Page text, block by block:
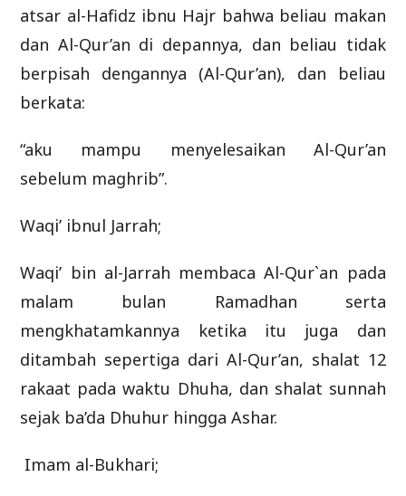
atsar al-Hafidz ibnu Hajr bahwa beliau makan
dan Al-Qur’an di depannya, dan beliau tidak
berpisah dengannya (Al-Qur’an), dan beliau
berkata:
“aku mampu menyelesaikan Al-Qur’an
sebelum maghrib”.
Waqi’ ibnul Jarrah;
Waqi’ bin al-Jarrah membaca Al-Qur`an pada
malam bulan Ramadhan serta
mengkhatamkannya ketika itu juga dan
ditambah sepertiga dari Al-Qur’an, shalat 12
rakaat pada waktu Dhuha, dan shalat sunnah
sejak ba’da Dhuhur hingga Ashar.
Imam al-Bukhari;